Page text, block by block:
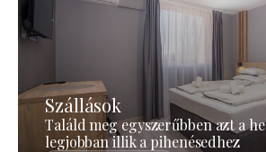
Szállások
Találd meg egyszerűbben azt a
legjobban illik a pihenésedhez